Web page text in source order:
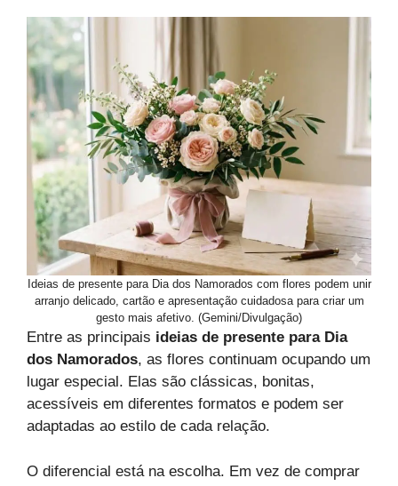
Ideias de presente para Dia dos Namorados com flores podem unir
arranjo delicado, cartão e apresentação cuidadosa para criar um
gesto mais afetivo. (Gemini/Divulgação)
Entre as principais ideias de presente para Dia
dos Namorados, as flores continuam ocupando um
lugar especial. Elas são clássicas, bonitas,
acessíveis em diferentes formatos e podem ser
adaptadas ao estilo de cada relação.
O diferencial está na escolha. Em vez de comprar